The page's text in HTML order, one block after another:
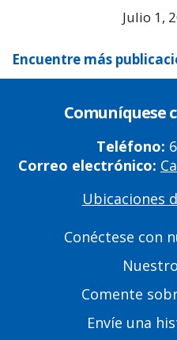
Julio 1,
Encuentre más
Comuníquese
Teléfono:
Correo electrónico:
Ubicaciones
Conéctese con
Comente
Envíe una